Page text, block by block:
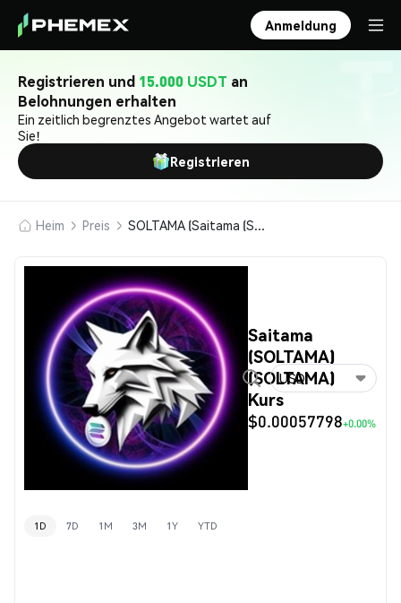
Anmeldung
Registrieren und 15.000 USDT an
Belohnungen erhalten
Ein zeitlich begrenztes Angebot wartet auf
Sie!
Registrieren
Heim Preis SOLTAMA (Saitama (SOLTAMA))
Saitama
(SOLTAMA)
(SOLTAMA)
Kurs
$0.00057798+0.00%
USD
1D 7D 1M 3M 1Y YTD